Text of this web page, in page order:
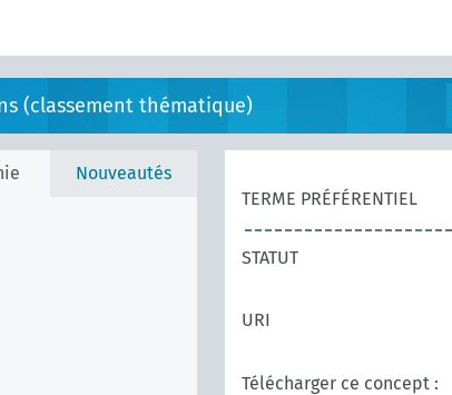
(classement thématique)
Nouveautés
TERME PRÉFÉRENTIEL
STATUT
URI
Télécharger ce concept :